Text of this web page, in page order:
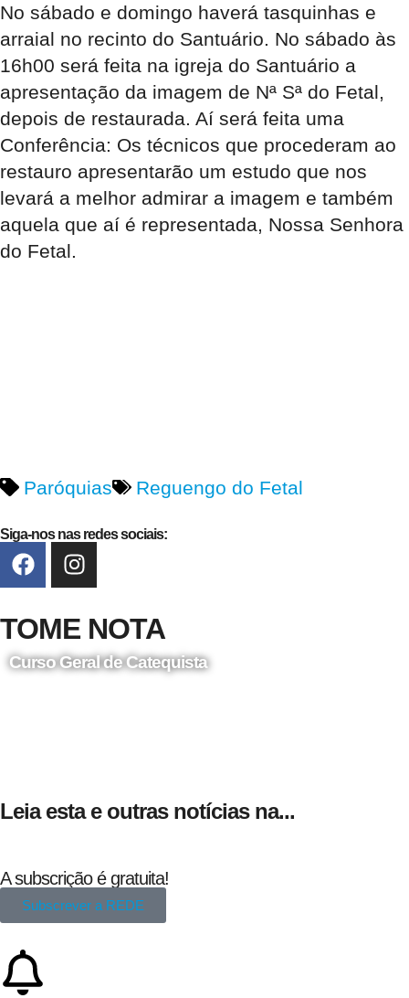
No sábado e domingo haverá tasquinhas e
arraial no recinto do Santuário. No sábado às
16h00 será feita na igreja do Santuário a
apresentação da imagem de Nª Sª do Fetal
depois de restaurada. Aí será feita uma
Conferência: Os técnicos que procederam ao
restauro apresentarão um estudo que nos
levará a melhor admirar a imagem e também
aquela que aí é representada, Nossa Senhora
do Fetal.
Paróquias Reguengo do Fetal
Siga-nos nas redes sociais:
TOME NOTA
Curso Geral de Catequista
Leia esta e outras notícias na...
A subscrição é gratuita!
Subscrever a REDE